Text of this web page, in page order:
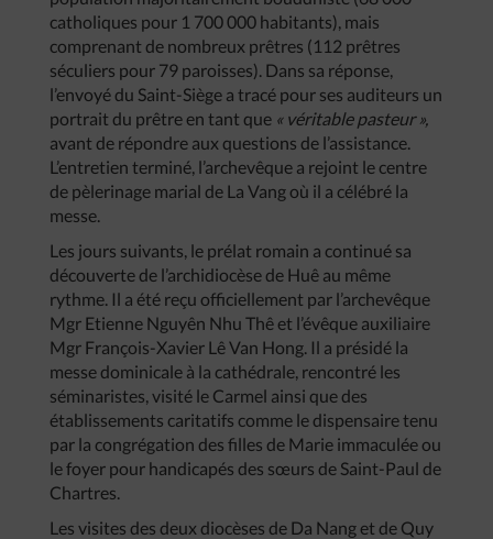
catholiques pour 1 700 000 habitants), mais
comprenant de nombreux prêtres (112 prêtres
séculiers pour 79 paroisses). Dans sa réponse,
l’envoyé du Saint-Siège a tracé pour ses auditeurs un
portrait du prêtre en tant que « véritable pasteur »,
avant de répondre aux questions de l’assistance.
L’entretien terminé, l’archevêque a rejoint le centre
de pèlerinage marial de La Vang où il a célébré la
messe.
Les jours suivants, le prélat romain a continué sa
découverte de l’archidiocèse de Huê au même
rythme. Il a été reçu officiellement par l’archevêque
Mgr Etienne Nguyên Nhu Thê et l’évêque auxiliaire
Mgr François-Xavier Lê Van Hong. Il a présidé la
messe dominicale à la cathédrale, rencontré les
séminaristes, visité le Carmel ainsi que des
établissements caritatifs comme le dispensaire tenu
par la congrégation des filles de Marie immaculée ou
le foyer pour handicapés des sœurs de Saint-Paul de
Chartres.
Les visites des deux diocèses de Da Nang et de Quy